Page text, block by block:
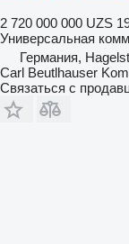
2 720 000 000 UZS
Универсальная
Германия,
Carl Beutlhauser
Связаться с